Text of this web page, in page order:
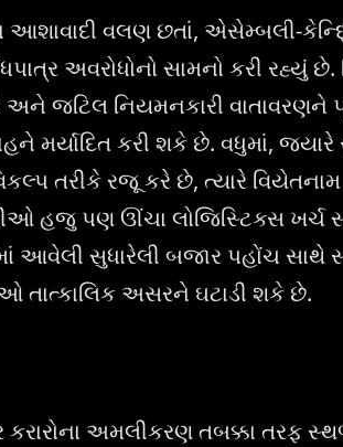
આશાવાદી વલણ છતાં, એસેમ્બલી-
અવરોધોનો સામનો કરી રહ્યું છે.
જટિલ નિયમનકારી વાતાવરણને
મર્યાદિત કરી શકે છે. વધુમાં,
તરીકે રજૂ કરે છે, ત્યારે
હજુ પણ ઊંચા લોજિસ્ટિક્સ ખર્ચ
આવેલી સુધારેલી બજાર પહોંચ
તાત્કાલિક અસરને ઘટાડી શકે છે.
કરારોના અમલીકરણ તબક્કા તરફ